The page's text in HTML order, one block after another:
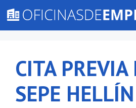
contenido
CITA
SEPE HELLÍN